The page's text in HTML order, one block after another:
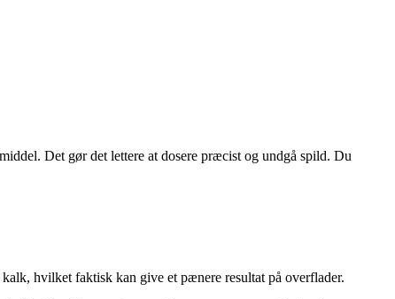
Det gør det lettere at dosere præcist og undgå spild. Du
hvilket faktisk kan give et pænere resultat på overflader.